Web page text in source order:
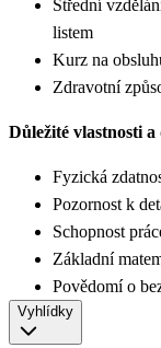
Střední
listem
Kurz na
Zdravotní
Důležité vlastnosti a
Fyzická
Pozornost k
Schopnost
Základní
Povědomí o
Vyhlídky